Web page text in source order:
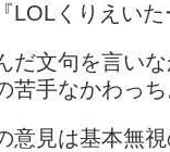
くりえいた
だ文句を言い
苦手なかわっち
意見は基本無